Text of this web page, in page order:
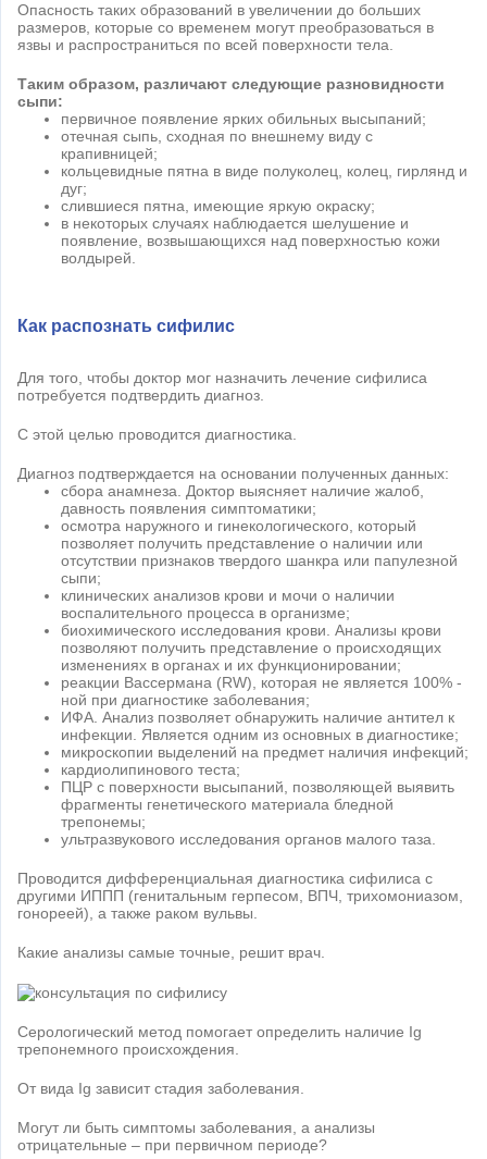
Опасность таких образований в увеличении до больших
размеров, которые со временем могут преобразоваться в
язвы и распространиться по всей поверхности тела.
Таким образом, различают следующие разновидности
сыпи:
первичное появление ярких обильных высыпаний;
отечная сыпь, сходная по внешнему виду с
крапивницей;
кольцевидные пятна в виде полуколец, колец, гирлянд и
дуг;
слившиеся пятна, имеющие яркую окраску;
в некоторых случаях наблюдается шелушение и
появление, возвышающихся над поверхностью кожи
волдырей.
Как распознать сифилис
Для того, чтобы доктор мог назначить лечение сифилиса
потребуется подтвердить диагноз.
С этой целью проводится диагностика.
Диагноз подтверждается на основании полученных данных:
сбора анамнеза. Доктор выясняет наличие жалоб,
давность появления симптоматики;
осмотра наружного и гинекологического, который
позволяет получить представление о наличии или
отсутствии признаков твердого шанкра или папулезной
сыпи;
клинических анализов крови и мочи о наличии
воспалительного процесса в организме;
биохимического исследования крови. Анализы крови
позволяют получить представление о происходящих
изменениях в органах и их функционировании;
реакции Вассермана (RW), которая не является 100% -
ной при диагностике заболевания;
ИФА. Анализ позволяет обнаружить наличие антител к
инфекции. Является одним из основных в диагностике;
микроскопии выделений на предмет наличия инфекций;
кардиолипинового теста;
ПЦР с поверхности высыпаний, позволяющей выявить
фрагменты генетического материала бледной
трепонемы;
ультразвукового исследования органов малого таза.
Проводится дифференциальная диагностика сифилиса с
другими ИППП (генитальным герпесом, ВПЧ, трихомониазом,
гонореей), а также раком вульвы.
Какие анализы самые точные, решит врач.
Серологический метод помогает определить наличие Ig
трепонемного происхождения.
От вида Ig зависит стадия заболевания.
Могут ли быть симптомы заболевания, а анализы
отрицательные – при первичном периоде?